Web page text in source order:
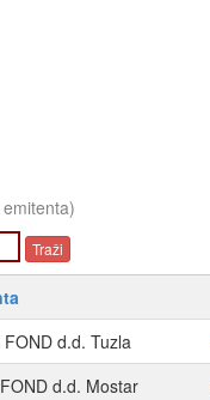
d.d. Tuzla
d.d. Mostar